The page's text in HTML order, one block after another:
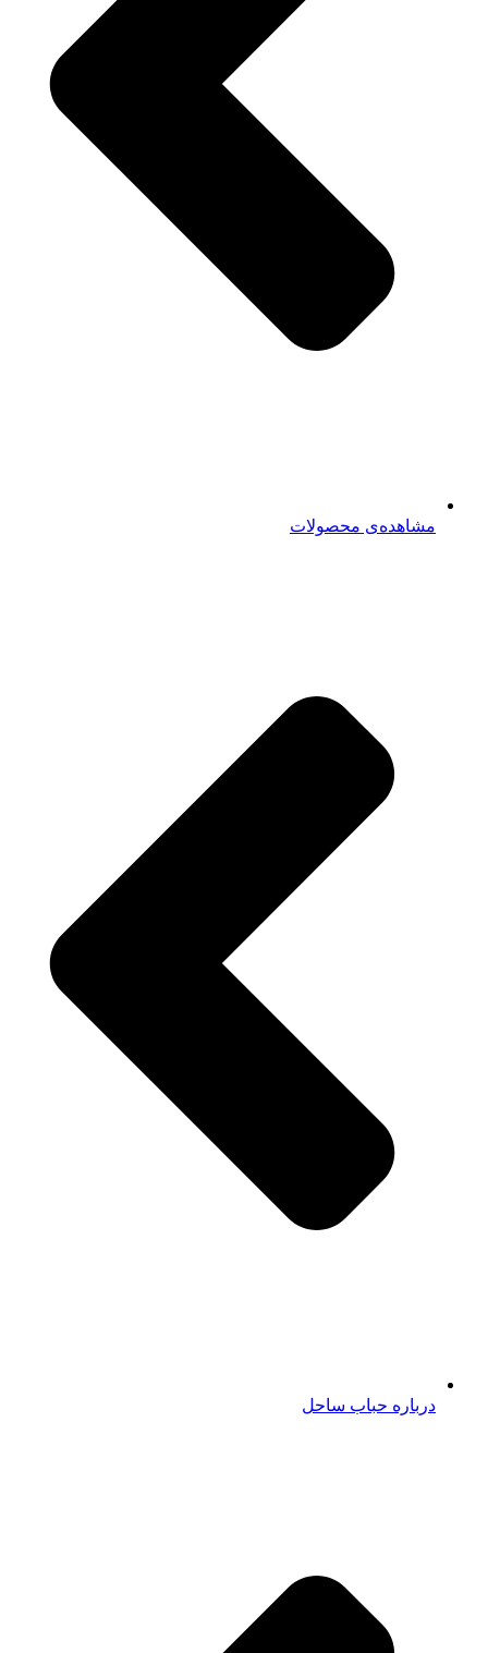
مشاهده‌ی محصولات
درباره حباب ساحل